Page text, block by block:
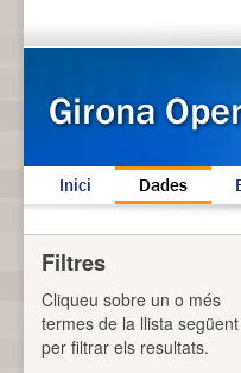
Inici Dades
Filtres
Cliqueu sobre un o més
termes de la llista següent
per filtrar els resultats.